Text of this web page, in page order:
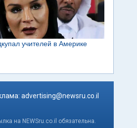
advertising@newsru.co.il
на NEWSru.co.il обязательна.